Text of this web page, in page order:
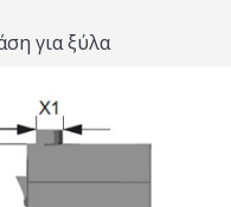
για ξύλα